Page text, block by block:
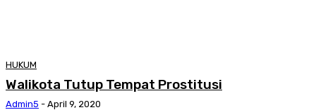
HUKUM
Walikota Tutup Tempat Prostitusi
Admin5 - April 9, 2020